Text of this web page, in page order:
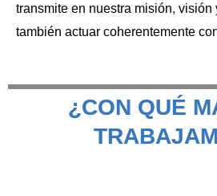
transmite en nuestra misión, visión
también actuar coherentemente
¿CON QUÉ